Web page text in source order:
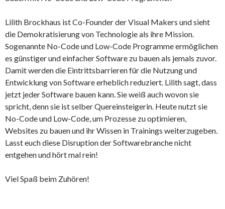
Lilith Brockhaus ist Co-Founder der Visual Makers und sieht
die Demokratisierung von Technologie als ihre Mission.
Sogenannte No-Code und Low-Code Programme ermöglichen
es günstiger und einfacher Software zu bauen als jemals zuvor.
Damit werden die Eintrittsbarrieren für die Nutzung und
Entwicklung von Software erheblich reduziert. Lilith sagt, dass
jetzt jeder Software bauen kann. Sie weiß auch wovon sie
spricht, denn sie ist selber Quereinsteigerin. Heute nutzt sie
No-Code und Low-Code, um Prozesse zu optimieren,
Websites zu bauen und ihr Wissen in Trainings weiterzugeben.
Lasst euch diese Disruption der Softwarebranche nicht
entgehen und hört mal rein!
Viel Spaß beim Zuhören!